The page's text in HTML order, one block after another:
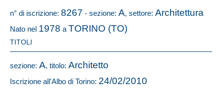
n° di iscrizione: 8267 - sezione: A, settore: Architettura
Nato nel 1978 a TORINO (TO)
TITOLI
sezione: A, titolo: Architetto
Iscrizione all'Albo di Torino: 24/02/2010